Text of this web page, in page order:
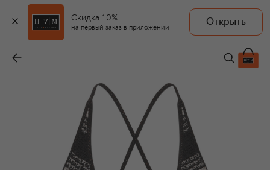
Скидка 10%
на первый заказ в приложении
Открыть
98 850 ₽